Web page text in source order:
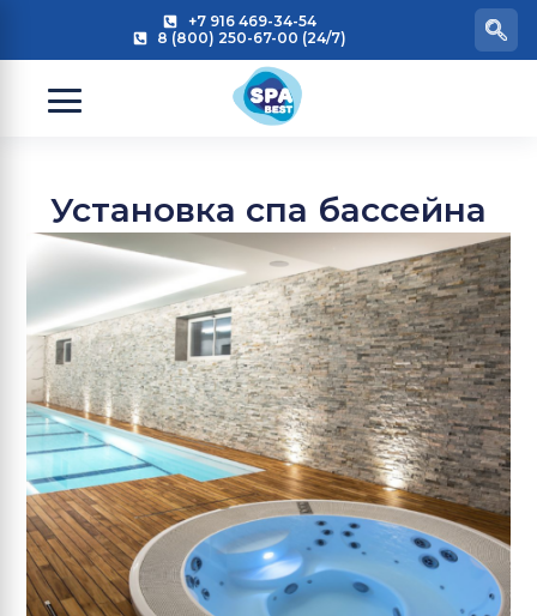
+7 916 469-34-54
8 (800) 250-67-00 (24/7)
Установка спа бассейна
— полное руководство